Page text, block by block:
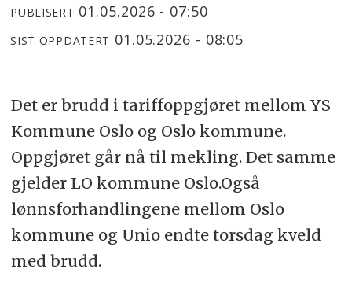
PUBLISERT 01.05.2026 - 07:50
SIST OPPDATERT 01.05.2026 - 08:05
Det er brudd i tariffoppgjøret mellom YS
Kommune Oslo og Oslo kommune.
Oppgjøret går nå til mekling. Det samme
gjelder LO kommune Oslo.Også
lønnsforhandlingene mellom Oslo
kommune og Unio endte torsdag kveld
med brudd.